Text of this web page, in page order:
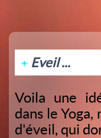
Eveil ...
Voila une
dans le
d'éveil, qui